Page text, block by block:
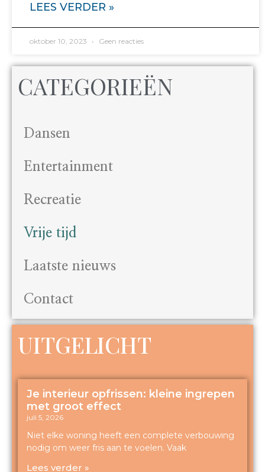
LEES VERDER »
oktober 10, 2023 Geen reacties
CATEGORIEËN
Dansen
Entertainment
Recreatie
Vrije tijd
Laatste nieuws
Contact
UITGELICHT
Je interieur opfrissen: kleine ingrepen
met groot effect
juli 5, 2026
Niet elke woning heeft een complete verbouwing
nodig om weer fris aan te voelen. Vaak
Lees verder »